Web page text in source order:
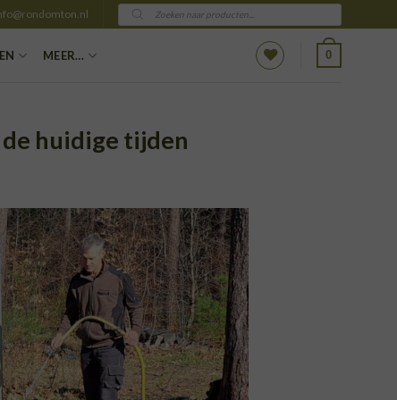
Producten
zoeken
MEER… 0
huidige tijden